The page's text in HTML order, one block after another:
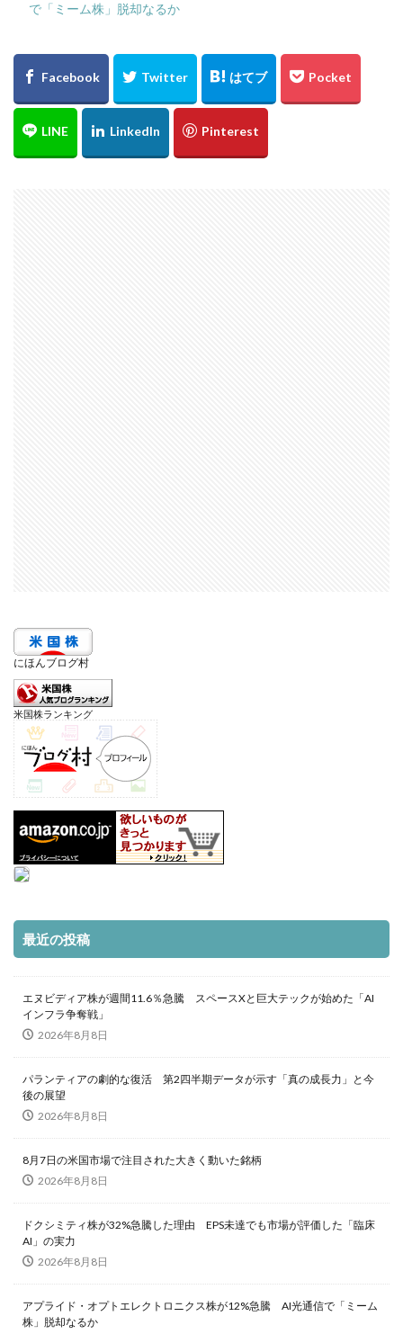
で「ミーム株」脱却なるか
にほんブログ村
米国株ランキング
最近の投稿
エヌビディア株が週間11.6％急騰 スペースXと巨大テックが始めた「AI
インフラ争奪戦」
2026年8月8日
パランティアの劇的な復活 第2四半期データが示す「真の成長力」と今
後の展望
2026年8月8日
8月7日の米国市場で注目された大きく動いた銘柄
2026年8月8日
ドクシミティ株が32%急騰した理由 EPS未達でも市場が評価した「臨床
AI」の実力
2026年8月8日
アプライド・オプトエレクトロニクス株が12%急騰 AI光通信で「ミーム
株」脱却なるか